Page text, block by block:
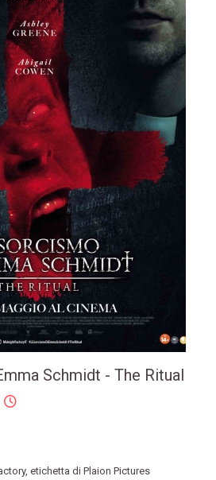
Schmidt - The Ritual
, etichetta di Plaion Pictures